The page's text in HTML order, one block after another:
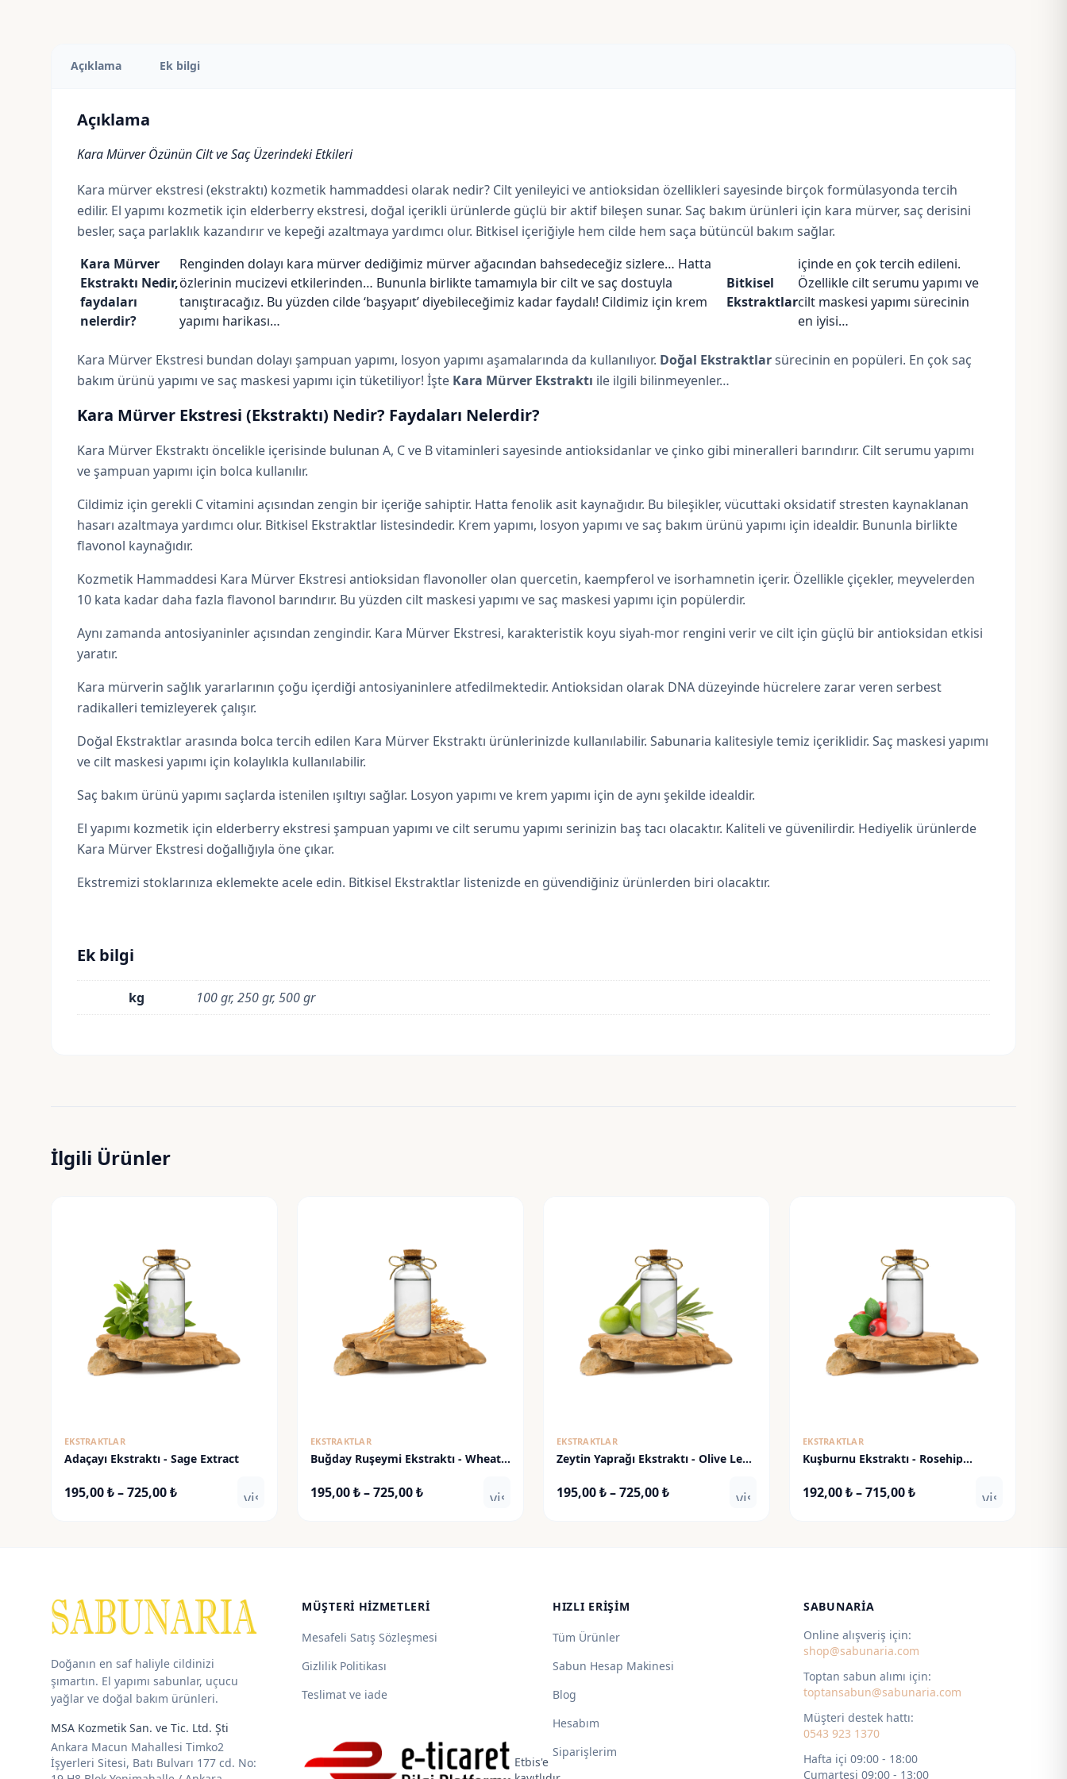
Açıklama Ek bilgi
Açıklama
Kara Mürver Özünün Cilt ve Saç Üzerindeki Etkileri
Kara mürver ekstresi (ekstraktı) kozmetik hammaddesi olarak nedir? Cilt yenileyici ve antioksidan özellikleri sayesinde birçok formülasyonda tercih
edilir. El yapımı kozmetik için elderberry ekstresi, doğal içerikli ürünlerde güçlü bir aktif bileşen sunar. Saç bakım ürünleri için kara mürver, saç derisini
besler, saça parlaklık kazandırır ve kepeği azaltmaya yardımcı olur. Bitkisel içeriğiyle hem cilde hem saça bütüncül bakım sağlar.
Kara Mürver
Ekstraktı Nedir,
faydaları
nelerdir?
Renginden dolayı kara mürver dediğimiz mürver ağacından bahsedeceğiz sizlere… Hatta
özlerinin mucizevi etkilerinden… Bununla birlikte tamamıyla bir cilt ve saç dostuyla
tanıştıracağız. Bu yüzden cilde ‘başyapıt’ diyebileceğimiz kadar faydalı! Cildimiz için krem
yapımı harikası…
Bitkisel
Ekstraktlar
içinde en çok tercih edileni.
Özellikle cilt serumu yapımı ve
cilt maskesi yapımı sürecinin
en iyisi…
Kara Mürver Ekstresi bundan dolayı şampuan yapımı, losyon yapımı aşamalarında da kullanılıyor. Doğal Ekstraktlarsürecinin en popüleri. En çok saç
bakım ürünü yapımı ve saç maskesi yapımı için tüketiliyor! İşte Kara Mürver Ekstraktı ile ilgili bilinmeyenler…
Kara Mürver Ekstresi (Ekstraktı) Nedir? Faydaları Nelerdir?
Kara Mürver Ekstraktı öncelikle içerisinde bulunan A, C ve B vitaminleri sayesinde antioksidanlar ve çinko gibi mineralleri barındırır. Cilt serumu yapımı
ve şampuan yapımı için bolca kullanılır.
Cildimiz için gerekli C vitamini açısından zengin bir içeriğe sahiptir. Hatta fenolik asit kaynağıdır. Bu bileşikler, vücuttaki oksidatif stresten kaynaklanan
hasarı azaltmaya yardımcı olur. Bitkisel Ekstraktlar listesindedir. Krem yapımı, losyon yapımı ve saç bakım ürünü yapımı için idealdir. Bununla birlikte
flavonol kaynağıdır.
Kozmetik Hammaddesi Kara Mürver Ekstresi antioksidan flavonoller olan quercetin, kaempferol ve isorhamnetin içerir. Özellikle çiçekler, meyvelerden
10 kata kadar daha fazla flavonol barındırır. Bu yüzden cilt maskesi yapımı ve saç maskesi yapımı için popülerdir.
Aynı zamanda antosiyaninler açısından zengindir. Kara Mürver Ekstresi, karakteristik koyu siyah-mor rengini verir ve cilt için güçlü bir antioksidan etkisi
yaratır.
Kara mürverin sağlık yararlarının çoğu içerdiği antosiyaninlere atfedilmektedir. Antioksidan olarak DNA düzeyinde hücrelere zarar veren serbest
radikalleri temizleyerek çalışır.
Doğal Ekstraktlar arasında bolca tercih edilen Kara Mürver Ekstraktı ürünlerinizde kullanılabilir. Sabunaria kalitesiyle temiz içeriklidir. Saç maskesi yapımı
ve cilt maskesi yapımı için kolaylıkla kullanılabilir.
Saç bakım ürünü yapımı saçlarda istenilen ışıltıyı sağlar. Losyon yapımı ve krem yapımı için de aynı şekilde idealdir.
El yapımı kozmetik için elderberry ekstresi şampuan yapımı ve cilt serumu yapımı serinizin baş tacı olacaktır. Kaliteli ve güvenilirdir. Hediyelik ürünlerde
Kara Mürver Ekstresi doğallığıyla öne çıkar.
Ekstremizi stoklarınıza eklemekte acele edin. Bitkisel Ekstraktlar listenizde en güvendiğiniz ürünlerden biri olacaktır.
Ek bilgi
kg 100 gr, 250 gr, 500 gr
İlgili Ürünler
EKSTRAKTLAR
Adaçayı Ekstraktı - Sage Extract
195,00₺–725,00₺Fiyat
visibility
EKSTRAKTLAR
Buğday Ruşeymi Ekstraktı - Wheat
195,00₺–725,00₺Fiyat
visibility
EKSTRAKTLAR
Zeytin Yaprağı Ekstraktı - Olive Leaf
195,00₺–725,00₺Fiyat
visibility
EKSTRAKTLAR
Kuşburnu Ekstraktı - Rosehip
192,00₺–715,00₺Fiyat
visibility
Doğanın en saf haliyle cildinizi
şımartın. El yapımı sabunlar, uçucu
yağlar ve doğal bakım ürünleri.
MSA Kozmetik San. ve Tic. Ltd. Şti
Ankara Macun Mahallesi Timko2
İşyerleri Sitesi, Batı Bulvarı 177 cd. No:
MÜŞTERI HIZMETLERI
Mesafeli Satış Sözleşmesi
Gizlilik Politikası
Teslimat ve iade
Etbis'e
HIZLI ERIŞIM
Tüm Ürünler
Sabun Hesap Makinesi
Blog
Hesabım
Siparişlerim
SABUNARIA
Online alışveriş için:
shop@sabunaria.com
Toptan sabun alımı için:
toptansabun@sabunaria.com
Müşteri destek hattı:
0543 923 1370
Hafta içi 09:00 - 18:00
Cumartesi 09:00 - 13:00